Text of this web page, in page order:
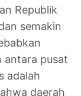
Republik
semakin
antara pusat
adalah
daerah